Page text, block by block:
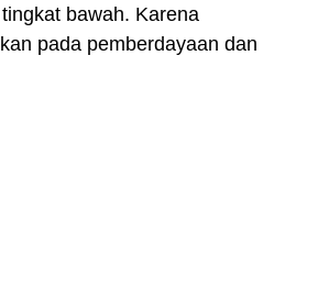
bawah. Karena
pada pemberdayaan dan